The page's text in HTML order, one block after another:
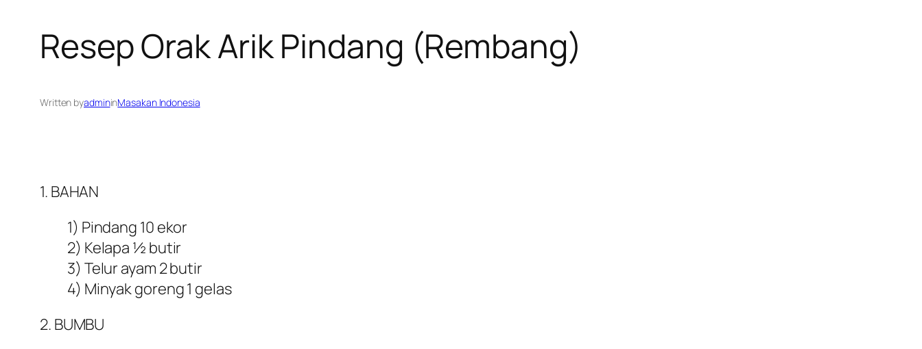
Resep Orak Arik Pindang (Rembang)
Written byadmininMasakan Indonesia
1. BAHAN
1) Pindang 10 ekor
2) Kelapa ½ butir
3) Telur ayam 2 butir
4) Minyak goreng 1 gelas
2. BUMBU